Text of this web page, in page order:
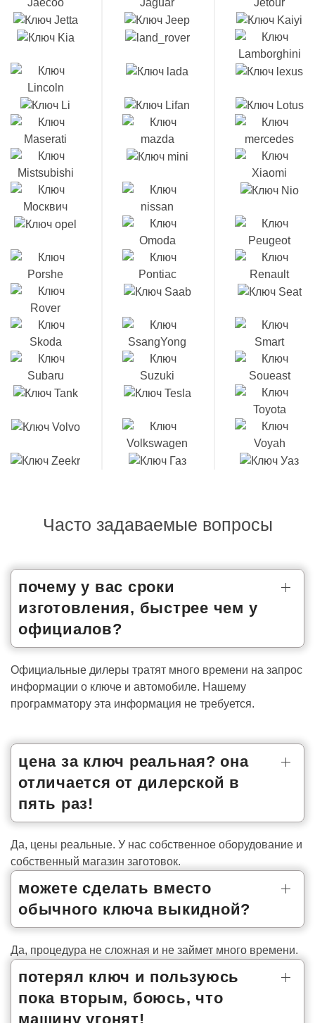
Часто задаваемые вопросы
почему у вас сроки
изготовления, быстрее чем у
официалов?
Официальные дилеры тратят много времени на запрос
информации о ключе и автомобиле. Нашему
программатору эта информация не требуется.
цена за ключ реальная? она
отличается от дилерской в
пять раз!
Да, цены реальные. У нас собственное оборудование и
собственный магазин заготовок.
можете сделать вместо
обычного ключа выкидной?
Да, процедура не сложная и не займет много времени.
потерял ключ и пользуюсь
пока вторым, боюсь, что
машину угонят!